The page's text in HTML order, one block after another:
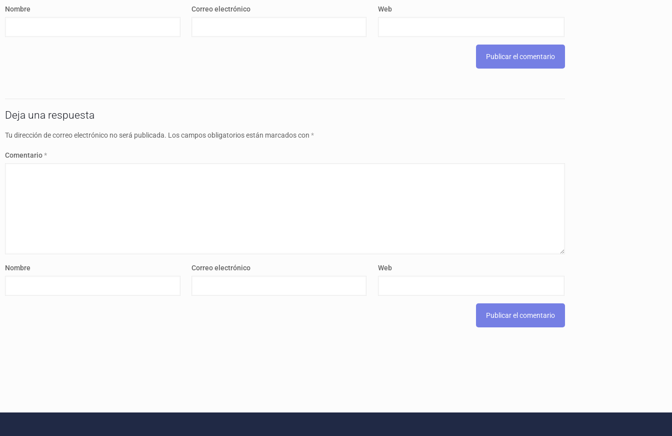
Nombre Correo electrónico Web
Deja una respuesta
Tu dirección de correo electrónico no será publicada. Los campos obligatorios están marcados con *
Comentario*
Nombre Correo electrónico Web